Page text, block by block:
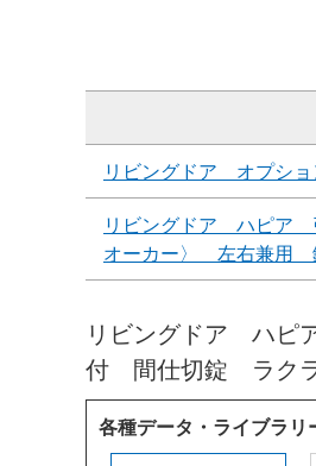
リビングドア オプシ
リビングドア ハピア
オーカー〉 左右兼用
リビングドア ハ
付 間仕切錠 ラクラ
各種データ・ライブラリ